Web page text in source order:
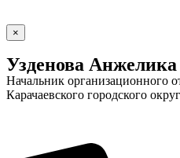
×
Узденова
Начальник организационного
Карачаевского городского